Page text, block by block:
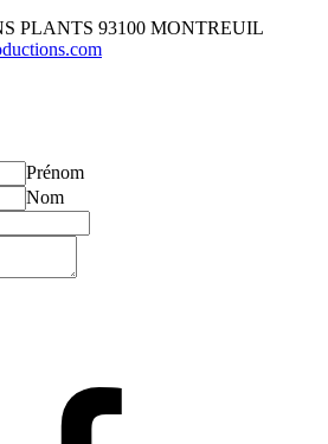
PLANTS 93100 MONTREUIL
Prénom
Nom